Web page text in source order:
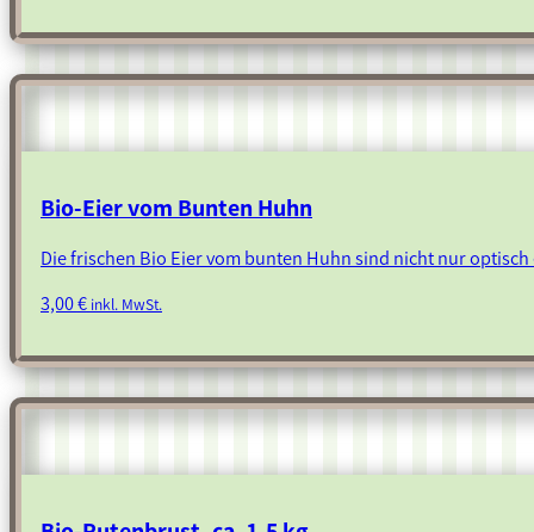
Bio-Eier vom Bunten Huhn
Die frischen Bio Eier vom bunten Huhn sind nicht nur
3,00€ inkl. MwSt.